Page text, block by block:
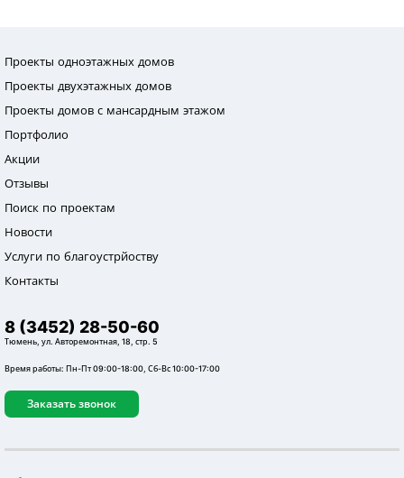
Проекты одноэтажных домов
Проекты двухэтажных домов
Проекты домов с мансардным этажом
Портфолио
Акции
Отзывы
Поиск по проектам
Новости
Услуги по благоустрйоству
Контакты
8 (3452) 28-50-60
Тюмень, ул. Авторемонтная, 18, стр. 5
Время работы: Пн-Пт 09:00-18:00, Сб-Вс 10:00-17:00
Заказать звонок